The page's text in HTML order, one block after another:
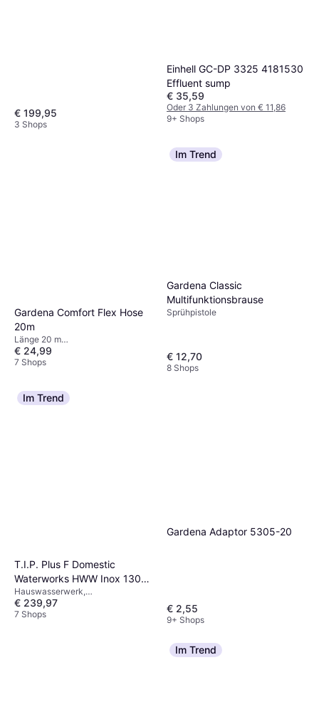
€ 199,95
3 Shops
Einhell GC-DP 3325 4181530
Effluent sump
€ 35,59
Oder 3 Zahlungen von € 11,86
9+ Shops
Gardena Comfort Flex Hose
20m
Länge 20 m
Schlauchdurchmesser: 13 mm
€ 24,99
7 Shops
Im Trend
Gardena Classic
Multifunktionsbrause
Sprühpistole
€ 12,70
8 Shops
Im Trend
T.I.P. Plus F Domestic
Waterworks HWW Inox 1300
4350
Hauswasserwerk,
Wasserversorgung, Leistung (max)
1200 W, Max Druck 5 bar
€ 239,97
7 Shops
Gardena Adaptor 5305-20
€ 2,55
9+ Shops
Im Trend